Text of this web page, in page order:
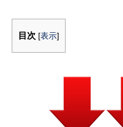
目次 [表示]